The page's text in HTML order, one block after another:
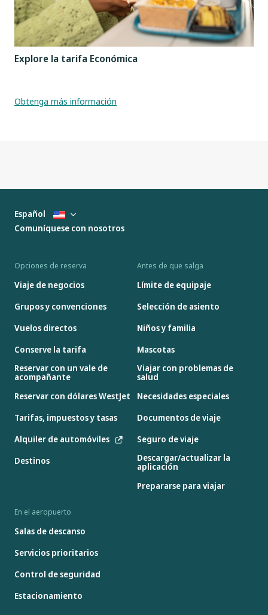
Explore la tarifa Económica
Obtenga más información
Opciones de reserva
Viaje de negocios
Grupos y convenciones
Vuelos directos
Conserve la tarifa
Reservar con un vale de
acompañante
Reservar con dólares WestJet
Tarifas, impuestos y tasas
Alquiler de automóviles
Destinos
Antes de que salga
Límite de equipaje
Selección de asiento
Niños y familia
Mascotas
Viajar con problemas de
salud
Necesidades especiales
Documentos de viaje
Seguro de viaje
Descargar/actualizar la
aplicación
Prepararse para viajar
En el aeropuerto
Salas de descanso
Servicios prioritarios
Control de seguridad
Estacionamiento
Español
Comuníquese con nosotros